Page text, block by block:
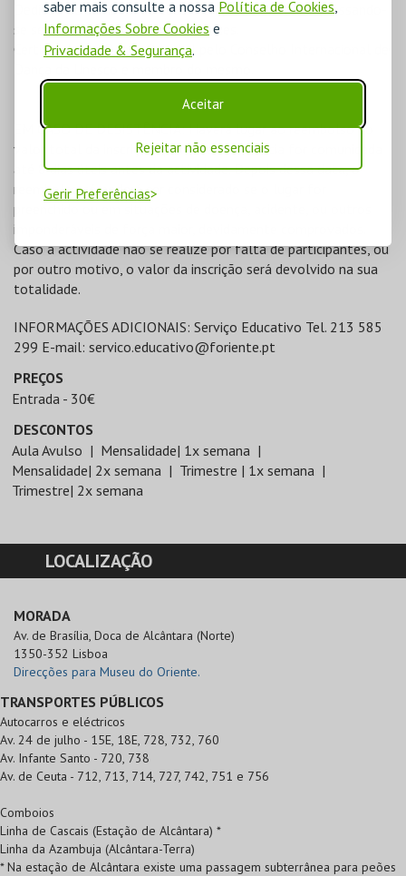
saber mais consulte a nossa Política de Cookies
Informações Sobre Cookies e
Privacidade & Segurança.
Aceitar
Rejeitar não essenciais
Gerir Preferências
Dedicou-se também ao teatro enquanto actriz, expressando-
se sempre através destas duas artes.
Certificada em Dança Oriental pelo Conselho Internacional de
EM CASO DE DESISTÊNCIA: Haverá lugar ao reembolso do
valor total da inscrição quando a desistência for comunicada
até 8 dias úteis antes da actividade. Depois dessa data, o
reembolso só poderá ser considerado se o lugar for
preenchido ou em situações de doença, acidente, ou outros
imponderáveis de força maior, devidamente comprovados.
Caso a actividade não se realize por falta de participantes, ou
por outro motivo, o valor da inscrição será devolvido na sua
totalidade.
INFORMAÇÕES ADICIONAIS: Serviço Educativo Tel. 213 585
299 E-mail: servico.educativo@foriente.pt
PREÇOS
Entrada - 30€
DESCONTOS
Aula Avulso
Mensalidade| 1x semana
Mensalidade| 2x semana
Trimestre | 1x semana
Trimestre| 2x semana
LOCALIZAÇÃO
MORADA
Av. de Brasília, Doca de Alcântara (Norte)
1350-352 Lisboa
Direcções para Museu do Oriente.
TRANSPORTES PÚBLICOS
Autocarros e eléctricos
Av. 24 de julho - 15E, 18E, 728, 732, 760
Av. Infante Santo - 720, 738
Av. de Ceuta - 712, 713, 714, 727, 742, 751 e 756
Comboios
Linha de Cascais (Estação de Alcântara) *
Linha da Azambuja (Alcântara-Terra)
* Na estação de Alcântara existe uma passagem subterrânea para peões